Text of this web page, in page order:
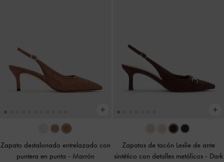
Zapato destalonado entrelazado con
puntera en punta - Marrón
Zapatos de tacón Leslie de ante
sintético con detalles metálicos - Dark